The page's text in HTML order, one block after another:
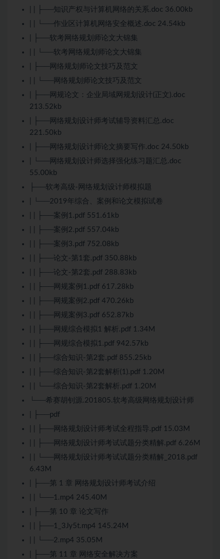
| | ├──知识产权与计算机网络的关系.doc 36.00kb
| | └──作业区计算机网络安全概述.doc 24.54kb
| ├──软考网络规划师论文大锦集
| | └──软考网络规划师论文大锦集
| ├──网络规划师论文技巧及范文
| | └──网络规划师论文技巧及范文
| ├──网规论文：企业局域网规划设计(正文).doc
213.52kb
| ├──网络规划设计师考试辅导资料汇总.doc
221.50kb
| ├──网络规划设计师论文摘要写作.doc 24.50kb
| └──网络规划设计师选择强化练习题汇总.doc
55.00kb
├──软考高级-网络规划设计师模拟题
| └──2019年综合、案例和论文模拟试卷
| | ├──案例1.pdf 551.61kb
| | ├──案例2.pdf 557.04kb
| | ├──案例3.pdf 752.08kb
| | ├──论文-第1套.pdf 350.88kb
| | ├──论文-第2套.pdf 288.83kb
| | ├──网规案例1.pdf 617.28kb
| | ├──网规案例2.pdf 470.26kb
| | ├──网规案例3.pdf 652.87kb
| | ├──网规综合模拟1 解析.pdf 1.34M
| | ├──网规综合模拟1.pdf 942.57kb
| | ├──综合知识-第2套.pdf 855.25kb
| | ├──综合知识-第2套解析(1).pdf 1.20M
| | └──综合知识-第2套解析.pdf 1.20M
└──希赛胡钊源.201805.软考高级网络规划设计师
| ├──pdf
| | ├──网络规划设计师考试全程指导.pdf 15.03M
| | ├──网络规划设计师考试试题分类精解.pdf 6.26M
| | └──网络规划设计师考试试题分类精解_2018.pdf
6.43M
| ├──第 1 章 网络规划设计师考试介绍
| | └──1.mp4 245.40M
| ├──第 10 章 论文写作
| | ├──1_3Jy5t.mp4 145.24M
| | └──2.mp4 35.05M
| ├──第 11 章 网络安全解决方案